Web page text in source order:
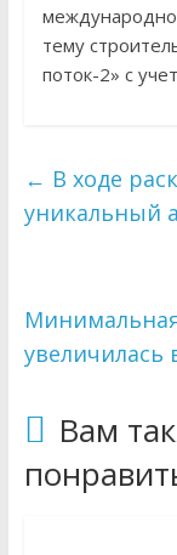
тему
поток-2» с
← В ходе
уникальный
увеличилась
Вам